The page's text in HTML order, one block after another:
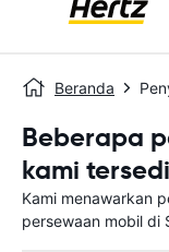
Beranda
Beberapa
kami
Kami menawarkan
persewaan mobil di